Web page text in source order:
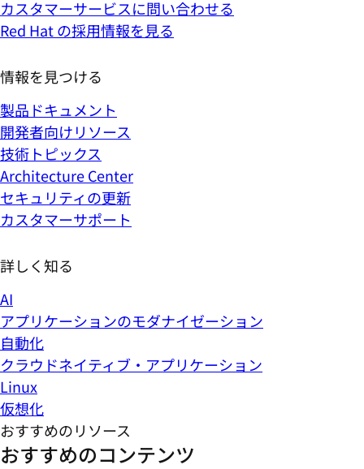
カスタマーサービスに問い合わせる
Red Hat の採用情報を見る
情報を見つける
製品ドキュメント
開発者向けリソース
技術トピックス
Architecture Center
セキュリティの更新
カスタマーサポート
詳しく知る
AI
アプリケーションのモダナイゼーション
自動化
クラウドネイティブ・アプリケーション
Linux
仮想化
おすすめのリソース
おすすめのコンテンツ